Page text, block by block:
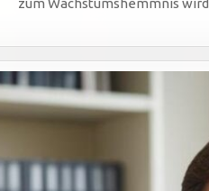
zum Wachstumshemmnis wird